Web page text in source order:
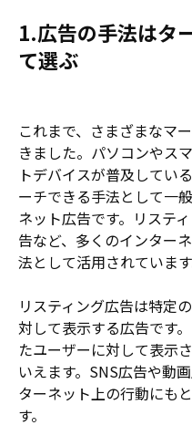
1.広告の手法はタ
て選ぶ
これまで、さまざまなマ
きました。パソコンやス
トデバイスが普及してい
ーチできる手法として一
ネット広告です。リステ
告など、多くのインター
法として活用されています
リスティング広告は特定
対して表示する広告です
たユーザーに対して表示
いえます。SNS広告や動
ターネット上の行動にも
す。